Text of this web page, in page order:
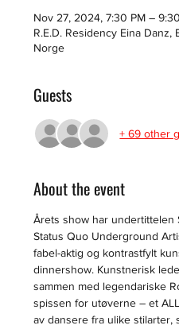
Nov 27, 2024, 7:30 PM –
R.E.D. Residency Eina Danz,
Norge
Guests
+ 69 other
About the event
Årets show har undertittelen
Status Quo Underground
fabel-aktig og kontrastfylt
dinnershow. Kunstnerisk
sammen med legendariske
spissen for utøverne – et
av dansere fra ulike stilarter,